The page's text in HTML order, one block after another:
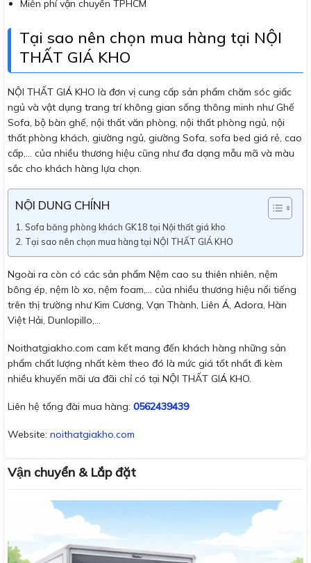
Miễn phí vận chuyển TPHCM
Tại sao nên chọn mua hàng tại NỘI
THẤT GIÁ KHO
NỘI THẤT GIÁ KHO là đơn vị cung cấp sản phẩm chăm sóc giấc
ngủ và vật dụng trang trí không gian sống thông minh như Ghế
Sofa, bộ bàn ghế, nội thất văn phòng, nội thất phòng ngủ, nội
thất phòng khách, giường ngủ, giường Sofa, sofa bed giá rẻ, cao
cấp,… của nhiều thương hiệu cũng như đa dạng mẫu mã và màu
sắc cho khách hàng lựa chọn.
NỘI DUNG CHÍNH
Sofa băng phòng khách GK18 tại Nội thất giá kho
Tại sao nên chọn mua hàng tại NỘI THẤT GIÁ KHO
Ngoài ra còn có các sản phẩm Nệm cao su thiên nhiên, nệm
bông ép, nệm lò xo, nệm foam,… của nhiều thương hiệu nổi tiếng
trên thị trường như Kim Cương, Vạn Thành, Liên Á, Adora, Hàn
Việt Hải, Dunlopillo,…
Noithatgiakho.com cam kết mang đến khách hàng những sản
phẩm chất lượng nhất kèm theo đó là mức giá tốt nhất đi kèm
nhiều khuyến mãi ưa đãi chỉ có tại NỘI THẤT GIÁ KHO.
Liên hệ tổng đài mua hàng: 0562439439
Website: noithatgiakho.com
Vận chuyển & Lắp đặt